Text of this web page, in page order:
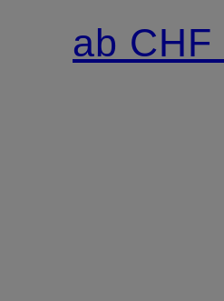
mit
ab CHF